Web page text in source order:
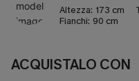
Altezza: 173 cm
Fianchi: 90 cm
ACQUISTALO CON